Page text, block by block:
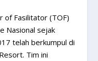
of Fasilitator (TOF)
Nasional sejak
telah berkumpul di
Tim ini